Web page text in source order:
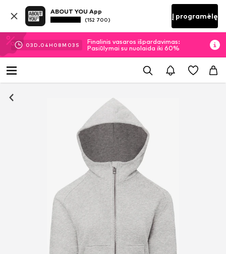
ABOUT YOU App
(152 700) Į programėlę
03D.04H 08M 02 S
Finalinis vasaros išpardavimas:
Pasiūlymai su nuolaida iki 60%